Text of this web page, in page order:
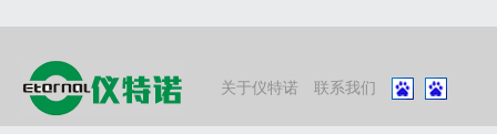
关于仪特诺 联系我们